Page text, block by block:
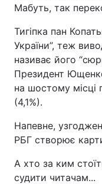
Мабуть, так
Тигіпка пан
України”, теж
називає його
Президент Ющенко
на шостому місці
(4,1%).
Напевне,
РБГ створює
А хто за ким
судити читачам...